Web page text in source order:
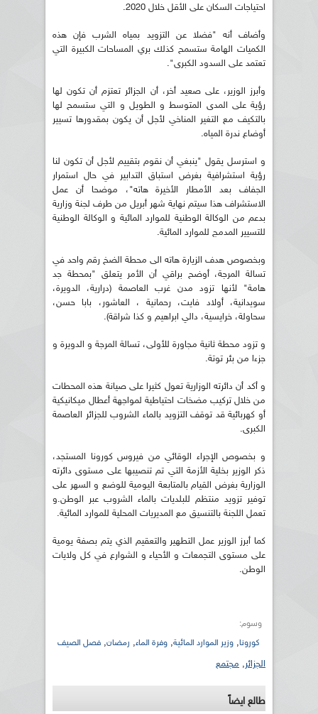
احتياجات السكان على الأقل خلال 2020.
وأضاف أنه "فضلا عن التزويد بمياه الشرب فإن هذه
الكميات الهامة ستسمح كذلك بري المساحات الكبيرة التي
تعتمد على السدود الكبرى".
وأبرز الوزير، على صعيد أخر، أن الجزائر تعتزم أن تكون لها
رؤية على المدى المتوسط و الطويل و التي ستسمح لها
بالتكيف مع التغير المناخي لأجل أن يكون بمقدورها تسيير
أوضاع ندرة المياه.
و استرسل يقول "ينبغي أن نقوم بتقييم لأجل أن تكون لنا
رؤية استشرافية بغرض استباق التدابير في حال استمرار
الجفاف بعد الأمطار الأخيرة هاته"، موضحا أن عمل
الاستشراف هذا سيتم نهاية شهر أبريل من طرف لجنة وزارية
بدعم من الوكالة الوطنية للموارد المائية و الوكالة الوطنية
للتسيير المدمج للموارد المائية.
وبخصوص هدف الزيارة هاته الى محطة الضخ رقم واحد في
تسالة المرجة، أوضح براقي أن الأمر يتعلق "بمحطة جد
هامة" لأنها تزود مدن غرب العاصمة (درارية، الدويرة،
سويدانية، أولاد فايت، رحمانية ، العاشور، بابا حسن،
سحاولة، خرايسية، دالي ابراهيم و كذا شراقة).
و تزود محطة ثانية مجاورة للأولى، تسالة المرجة و الدويرة و
جزءا من بئر توتة.
و أكد أن دائرته الوزارية تعول كثيرا على صيانة هذه المحطات
من خلال تركيب مضخات احتياطية لمواجهة أعطال ميكانيكية
أو كهربائية قد توقف التزويد بالماء الشروب للجزائر العاصمة
الكبرى.
و بخصوص الإجراء الوقائي من فيروس كورونا المستجد،
ذكر الوزير بخلية الأزمة التي تم تنصيبها على مستوى دائرته
الوزارية بغرض القيام بالمتابعة اليومية للوضع و السهر على
توفير تزويد منتظم للبلديات بالماء الشروب عبر الوطن.و
تعمل اللجنة بالتنسيق مع المديريات المحلية للموارد المائية.
كما أبرز الوزير عمل التطهير والتعقيم الذي يتم بصفة يومية
على مستوى التجمعات و الأحياء و الشوارع في كل ولايات
الوطن.
وسوم:
كورونا, وزير الموارد المائية, وفرة الماء, رمضان, فصل الصيف
الجزائر, مجتمع
طالع ايضاً